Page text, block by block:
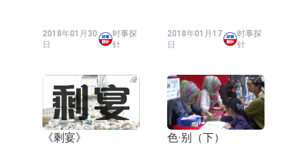
2018年01月30
日
时事探
针
2018年01月17
日
时事探
针
《剩宴》 色·别（下）